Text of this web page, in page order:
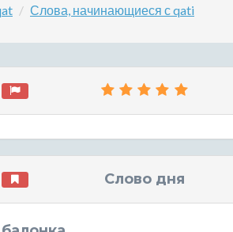
Слова, начинающиеся с qati
Слово дня